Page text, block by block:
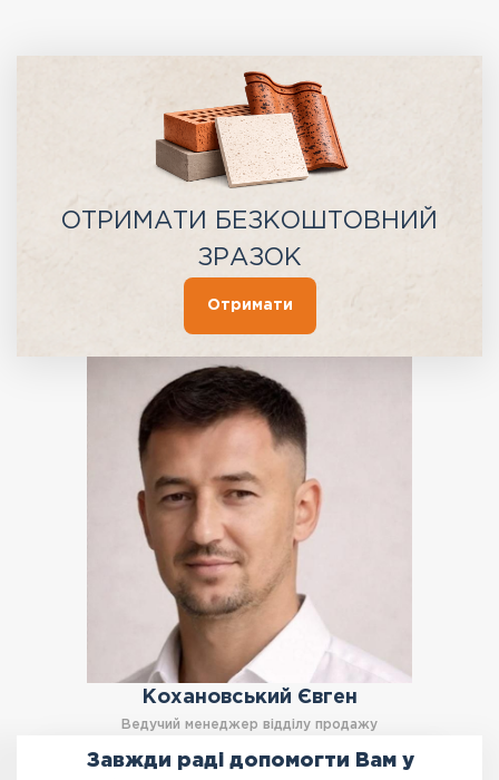
ОТРИМАТИ БЕЗКОШТОВНИЙ
ЗРАЗОК
Отримати
Кохановський Євген
Ведучий менеджер відділу продажу
Завжди раді допомогти Вам у